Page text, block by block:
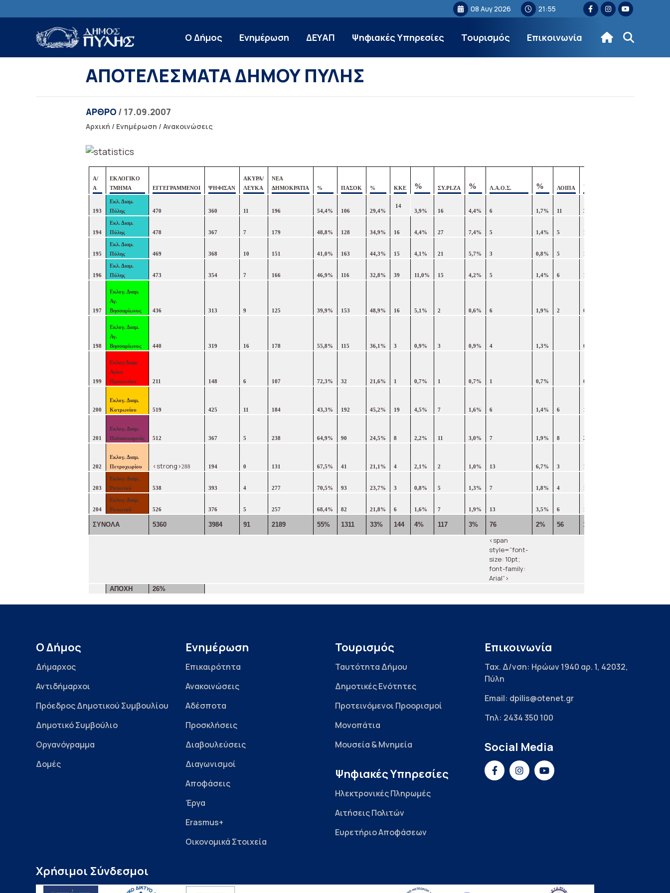
08 Αυγ 2026 21:55
Ο Δήμος Ενημέρωση ΔΕΥΑΠ Ψηφιακές Υπηρεσίες Τουρισμός Επικοινωνία
ΑΠΟΤΕΛΕΣΜΑΤΑ ΔΗΜΟΥ ΠΥΛΗΣ
ΑΡΘΡΟ / 17.09.2007
Αρχική / Ενημέρωση / Ανακοινώσεις
Α/
Α
ΕΚΛΟΓΙΚΟ
ΤΜΗΜΑ
ΕΓΓΕΓΡΑΜΜΕΝΟΙ ΨΗΦΙΣΑΝ
ΑΚΥΡΑ/
ΛΕΥΚΑ
ΝΕΑ
ΔΗΜΟΚΡΑΤΙΑ
% ΠΑΣΟΚ % ΚΚΕ % ΣΥ.ΡΙ.ΖΑ % Λ.Α.Ο.Σ. % ΛΟΙΠΑ %
193
Εκλ. Διαμ.
Πύλης
470 360 11 196 54,4% 106 29,4%
14
3,9%
16 4,4% 6 1,7% 11 3,1%
194
Εκλ. Διαμ.
Πύλης
478 367 7 179 48,8% 128 34,9% 16 4,4% 27 7,4% 5 1,4% 5 1,4%
195
Εκλ. Διαμ.
Πύλης
469 368 10 151 41,0% 163 44,3% 15 4,1% 21 5,7% 3 0,8% 5 1,4%
196
Εκλ. Διαμ.
Πύλης
473 354 7 166 46,9% 116 32,8% 39 11,0% 15 4,2% 5 1,4% 6 1,7%
197
Εκλογ. Διαμ.
Αγ.
Βησσαρίωνος
436 313 9 125 39,9% 153 48,9% 16 5,1% 2 0,6% 6 1,9% 2 0,6%
198
Εκλογ. Διαμ.
Αγ.
Βησσαρίωνος
440 319 16 178 55,8% 115 36,1% 3 0,9% 3 0,9% 4 1,3% 0,0%
199
Εκλογ.Διαμ.
Αγίου
Προκοπίου
211 148 6 107 72,3% 32 21,6% 1 0,7% 1 0,7% 1 0,7% 0,0%
200
Εκλογ. Διαμ.
Κοτρωνίου
519 425 11 184 43,3% 192 45,2% 19 4,5% 7 1,6% 6 1,4% 6 1,4%
201
Εκλογ. Διαμ.
Παλαιοκαρυάς
512 367 5 238 64,9% 90 24,5% 8 2,2% 11 3,0% 7 1,9% 8 2,2%
202
Εκλογ. Διαμ.
Πετροχωρίου
<strong>288 194 0 131 67,5% 41 21,1% 4 2,1% 2 1,0% 13 6,7% 3 1,5%
203
Εκλογ. Διαμ.
Ροπωτού
538 393 4 277 70,5% 93 23,7% 3 0,8% 5 1,3% 7 1,8% 4 1,0%
204
Εκλογ. Διαμ.
Ροπωτού
526 376 5 257 68,4% 82 21,8% 6 1,6% 7 1,9% 13 3,5% 6 1,6%
ΣΥΝΟΛΑ 5360 3984 91 2189 55% 1311 33% 144 4% 117 3% 76 2% 56 1%
<span
style=”font-
size: 10pt;
font-family:
Arial”>
ΑΠΟΧΗ 26%
Ο Δήμος
Δήμαρχος
Αντιδήμαρχοι
Πρόεδρος Δημοτικού Συμβουλίου
Δημοτικό Συμβούλιο
Οργανόγραμμα
Δομές
Ενημέρωση
Επικαιρότητα
Ανακοινώσεις
Αδέσποτα
Προσκλήσεις
Διαβουλεύσεις
Διαγωνισμοί
Αποφάσεις
Έργα
Erasmus+
Οικονομικά Στοιχεία
Τουρισμός
Ταυτότητα Δήμου
Δημοτικές Ενότητες
Προτεινόμενοι Προορισμοί
Μονοπάτια
Μουσεία & Μνημεία
Ψηφιακές Υπηρεσίες
Ηλεκτρονικές Πληρωμές
Αιτήσεις Πολιτών
Ευρετήριο Αποφάσεων
Επικοινωνία
Ταχ. Δ/νση: Ηρώων 1940 αρ. 1, 42032,
Πύλη
Email: dpilis@otenet.gr
Τηλ: 2434 350 100
Social Media
Χρήσιμοι Σύνδεσμοι